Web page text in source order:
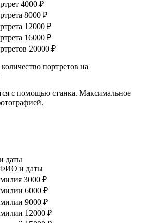
4000 ₽
8000 ₽
12000 ₽
16000 ₽
20000 ₽
портретов на
с помощью станка. Максимальное
даты
и даты
3000 ₽
6000 ₽
9000 ₽
12000 ₽